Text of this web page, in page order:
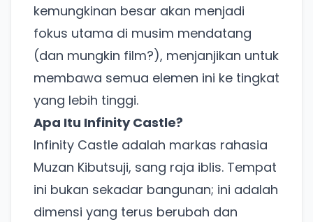
kemungkinan besar akan menjadi
fokus utama di musim mendatang
(dan mungkin film?), menjanjikan untuk
membawa semua elemen ini ke tingkat
yang lebih tinggi.
Apa Itu Infinity Castle?
Infinity Castle adalah markas rahasia
Muzan Kibutsuji, sang raja iblis. Tempat
ini bukan sekadar bangunan; ini adalah
dimensi yang terus berubah dan